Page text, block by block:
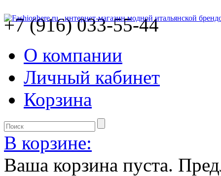
+7 (916) 033-55-44
О компании
Личный кабинет
Корзина
В корзине:
Ваша корзина пуста.